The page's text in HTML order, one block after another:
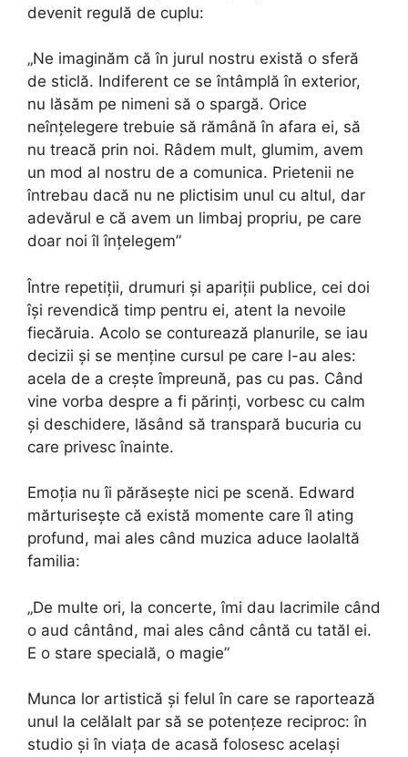
devenit regulă de cuplu:
„Ne imaginăm că în jurul nostru există o sferă
de sticlă. Indiferent ce se întâmplă în exterior,
nu lăsăm pe nimeni să o spargă. Orice
neînțelegere trebuie să rămână în afara ei, să
nu treacă prin noi. Râdem mult, glumim, avem
un mod al nostru de a comunica. Prietenii ne
întrebau dacă nu ne plictisim unul cu altul, dar
adevărul e că avem un limbaj propriu, pe care
doar noi îl înțelegem”
Între repetiții, drumuri și apariții publice, cei doi
își revendică timp pentru ei, atent la nevoile
fiecăruia. Acolo se conturează planurile, se iau
decizii și se menține cursul pe care l-au ales:
acela de a crește împreună, pas cu pas. Când
vine vorba despre a fi părinți, vorbesc cu calm
și deschidere, lăsând să transpară bucuria cu
care privesc înainte.
Emoția nu îi părăsește nici pe scenă. Edward
mărturisește că există momente care îl ating
profund, mai ales când muzica aduce laolaltă
familia:
„De multe ori, la concerte, îmi dau lacrimile când
o aud cântând, mai ales când cântă cu tatăl ei.
E o stare specială, o magie”
Munca lor artistică și felul în care se raportează
unul la celălalt par să se potențeze reciproc: în
studio și în viața de acasă folosesc același